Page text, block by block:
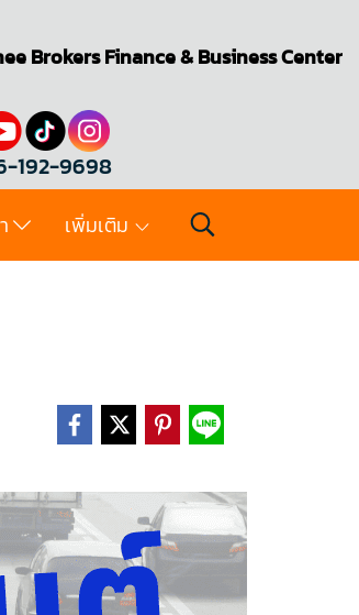
BrokersFinance & Business Center
192-9698
เพิ่มเติม